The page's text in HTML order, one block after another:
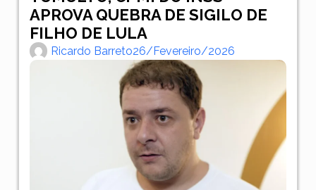
APROVA QUEBRA DE SIGILO DE
FILHO DE LULA
Ricardo Barreto26/fevereiro/2026